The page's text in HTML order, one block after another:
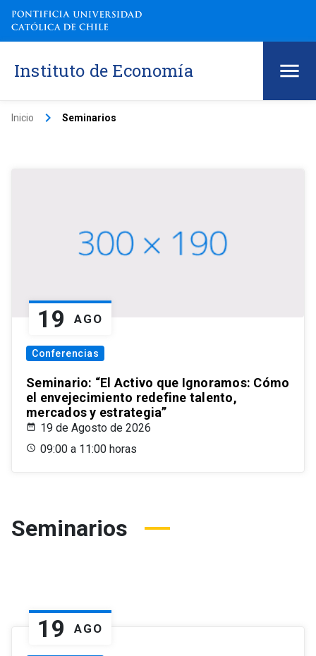
Instituto de Economía
Inicio keyboard_arrow_right Seminarios
19 AGO
Conferencias
Seminario: “El Activo que Ignoramos: Cómo
el envejecimiento redefine talento,
mercados y estrategia”
19 de Agosto de 2026
09:00 a 11:00 horas
Seminarios
19 AGO